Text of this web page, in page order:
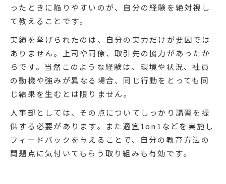
ったときに陥りやすいのが、自分の経験を絶対視し
て教えることです。
実績を挙げられたのは、自分の実力だけが要因では
ありません。上司や同僚、取引先の協力があったか
らです。当然このような経験は、環境や状況、社員
の動機や強みが異なる場合、同じ行動をとっても同
じ結果を生むとは限りません。
人事部としては、その点についてしっかり講習を提
供する必要があります。また適宜1on1などを実施し
フィードバックを与えることで、自分の教育方法の
問題点に気付いてもらう取り組みも有効です。